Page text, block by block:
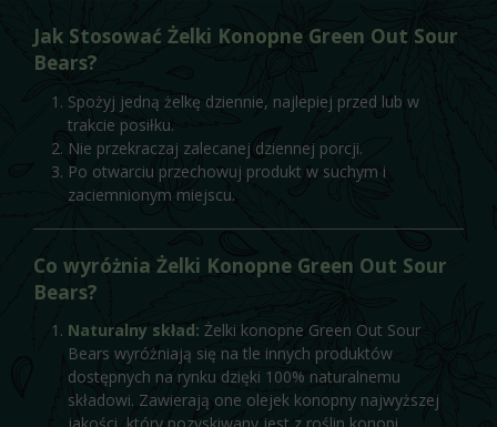
Jak Stosować Żelki Konopne Green Out Sour
Bears?
Spożyj jedną żelkę dziennie, najlepiej przed lub w
trakcie posiłku.
Nie przekraczaj zalecanej dziennej porcji.
Po otwarciu przechowuj produkt w suchym i
zaciemnionym miejscu.
Co wyróżnia Żelki Konopne Green Out Sour
Bears?
Naturalny skład: Żelki konopne Green Out Sour
Bears wyróżniają się na tle innych produktów
dostępnych na rynku dzięki 100% naturalnemu
składowi. Zawierają one olejek konopny najwyższej